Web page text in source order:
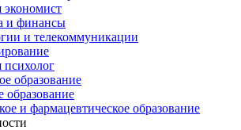
экономист
и финансы
и телекоммуникации
психолог
образование
образование
и фармацевтическое образование